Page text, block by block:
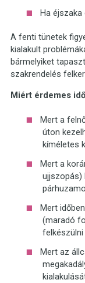
Ha
A fenti tünetek
kialakult
bármelyiket
szakrendelés
Miért érdemes
Mert a
úton
kíméletes
Mert a
ujjszopás)
Mert
(maradó
felkészülni
Mert az